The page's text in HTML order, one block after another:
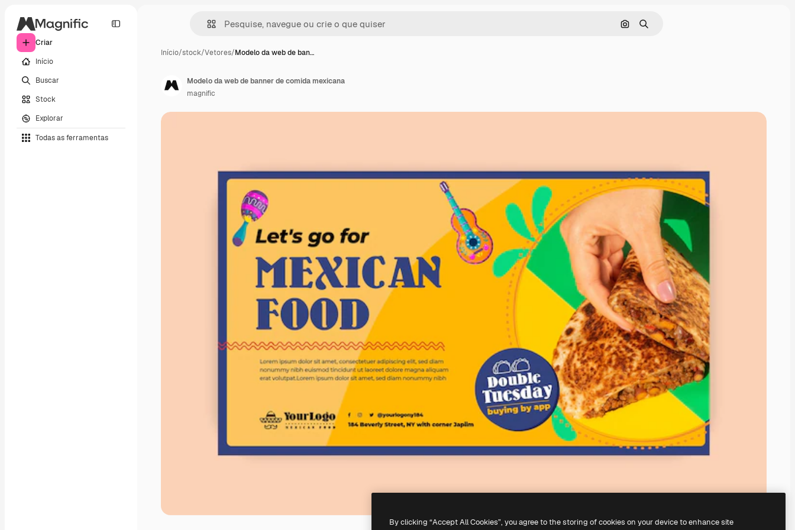
Criar
Início
Buscar
Stock
Explorar
Todas as ferramentas
Pesquisar por imagem
Buscar
Início/stock/Vetores/Modelo da web de ban…
Modelo da web de banner de comida mexicana
magnific
By clicking “Accept All Cookies”, you agree to the storing of cookies on your device to enhance site